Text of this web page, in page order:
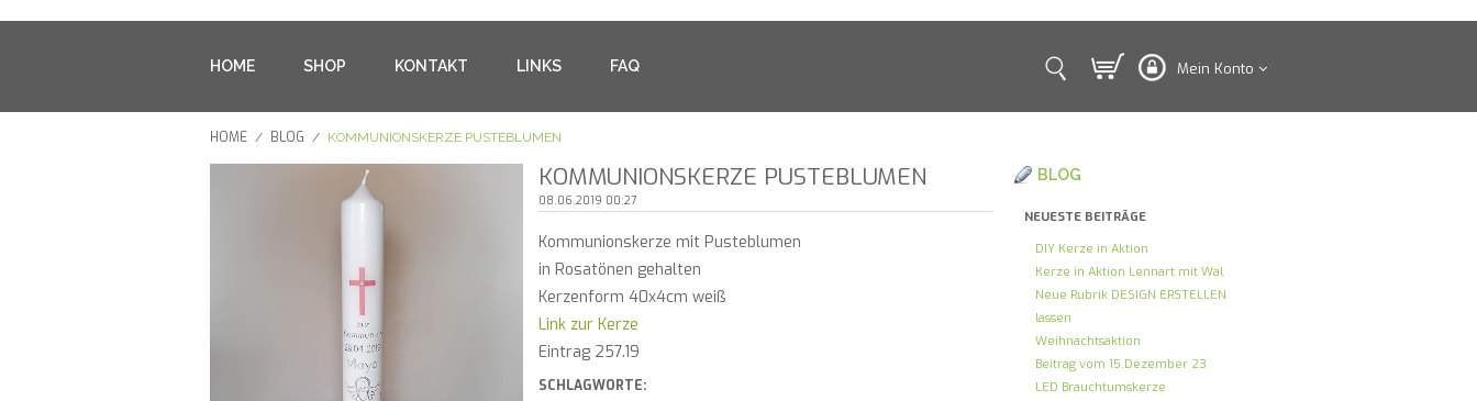
Mein Konto
HOME SHOP KONTAKT LINKS FAQ
HOME / BLOG / KOMMUNIONSKERZE PUSTEBLUMEN
KOMMUNIONSKERZE PUSTEBLUMEN
08.06.2019 00:27
Kommunionskerze mit Pusteblumen
in Rosatönen gehalten
Kerzenform 40x4cm weiß
Link zur Kerze
Eintrag 257.19
SCHLAGWORTE:
BLOG
NEUESTE BEITRÄGE
DIY Kerze in Aktion
Kerze in Aktion Lennart mit Wal
Neue Rubrik DESIGN ERSTELLEN
lassen
Weihnachtsaktion
Beitrag vom 15.Dezember 23
LED Brauchtumskerze